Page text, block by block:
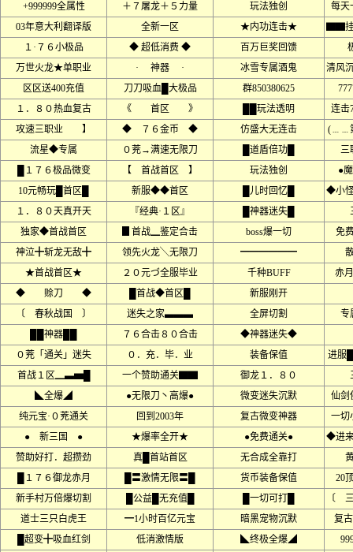
+999999全属性
＋７屠龙＋５力量 玩法独创
每天
03年意大利翻译版
全新一区 ★内功连击★
▇▇
１·７６小极品
◆ 超低消费 ◆ 百万巨奖回馈
万世火龙★单职业
· 神器 · 冰雪专属酒鬼
清风
区区送400充值
刀刀吸血█大极品 群850380625
１．８０热血复古
《 首区 》 ██玩法透明
连击
攻速三职业 】
◆ ７６金币 ◆ 仿盛大无连击
(﹍﹍
流星◆专属
０茺→满速无限刀 █道盾倍功█
三
█１７６极品微变
【 首战首区 】 玩法独创
●
10元畅玩█首区█
新服◆◆首区 █儿时回忆█
◆小
１．８０天真开天
『经典·１区』 █神器迷失█
独家◆首战首区
▊首战▁鉴定合击 boss爆一切
免
神泣╋斩龙无敌╋
领先火龙╲无限刀 ━━━━━━
★首战首区★
２０元づ全服毕业 千种BUFF
赤
◆ 赊刀 ◆
█首战◆首区█
新服刚开
〔 春秋战国 〕
迷失之家▃▃▃ 全屏切割
专
██神器██
７６合击８０合击
◆神器迷失◆
０茺「通关」迷失
０．充．毕．业 装备保值
进服
首战１区▁▃▅█
一个赞助通关▇▇ 御龙１．８０
◣全爆◢
●无限刀丶高爆● 微变迷失沉默
仙剑
纯元宝·０茺通关
回到2003年 复古微变神器
一切
● 新三国 ●
★爆率全开★ ●免费通关●
◆进
赞助好打．超攒劲
真█首站首区 无合成全靠打
█１７６御龙赤月
█〓激情无限〓█ 货币装备保值
20
新手村万倍爆切割
█公益█无充值█ █一切可打█
〔
道士三只白虎王
━1小时百亿元宝 暗黑宠物沉默
复
█超变╋吸血红剑
低消激情版 ◣终极全爆◢